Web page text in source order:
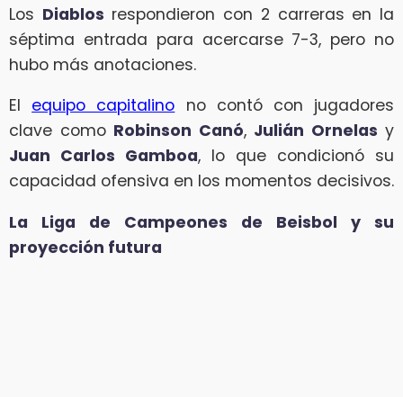
Los Diablos respondieron con 2 carreras en la
séptima entrada para acercarse 7-3, pero no
hubo más anotaciones.
El equipo capitalino no contó con jugadores
clave como Robinson Canó, Julián Ornelas y
Juan Carlos Gamboa, lo que condicionó su
capacidad ofensiva en los momentos decisivos.
La Liga de Campeones de Beisbol y su
proyección futura